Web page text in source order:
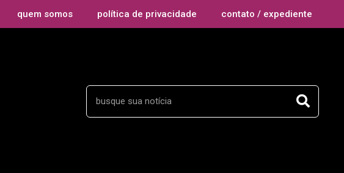
quem somos política de privacidade contato / expediente